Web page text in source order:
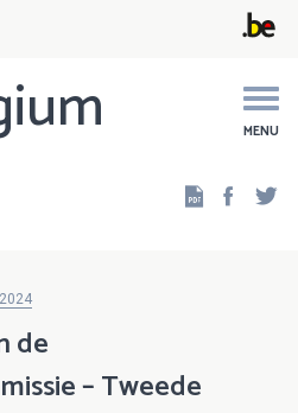
MENU
de
– Tweede